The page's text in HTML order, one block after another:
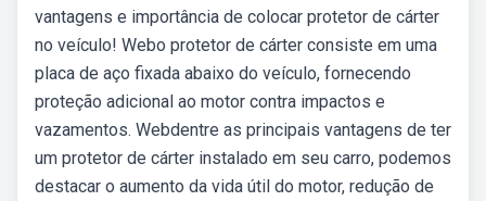
vantagens e importância de colocar protetor de cárter
no veículo! Webo protetor de cárter consiste em uma
placa de aço fixada abaixo do veículo, fornecendo
proteção adicional ao motor contra impactos e
vazamentos. Webdentre as principais vantagens de ter
um protetor de cárter instalado em seu carro, podemos
destacar o aumento da vida útil do motor, redução de